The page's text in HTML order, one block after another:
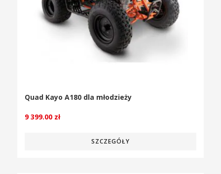
Quad Kayo A180 dla młodzieży
9 399.00 zł
SZCZEGÓŁY